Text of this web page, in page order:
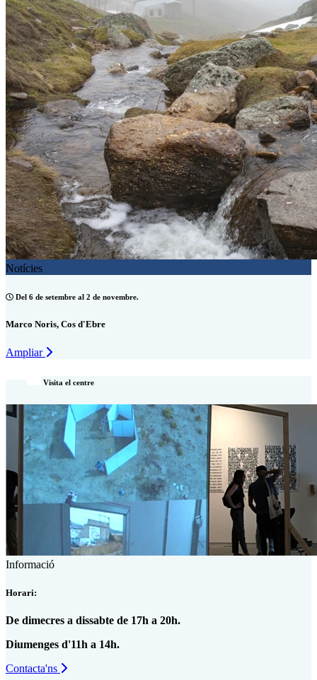
Notícies
Del 6 de setembre al 2 de novembre.
Marco Noris, Cos d'Ebre
Ampliar
Visita el centre
Informació
Horari:
De dimecres a dissabte de 17h a 20h.
Diumenges d'11h a 14h.
Contacta'ns